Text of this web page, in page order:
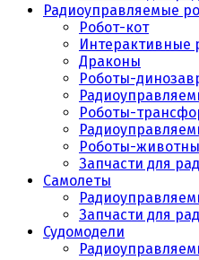
Радиоуправляемые
Робот-кот
Интерактивные
Драконы
Роботы-
Роботы-
Роботы-
Запчасти для
Самолеты
Запчасти для
Судомодели